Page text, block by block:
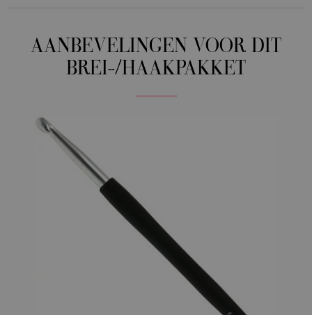
AANBEVELINGEN VOOR DIT
BREI-/HAAKPAKKET